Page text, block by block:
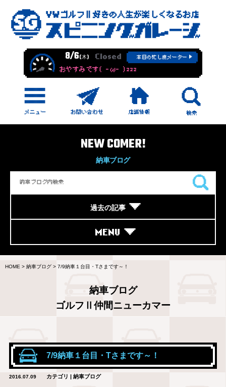
8/6(木) Closed 本日の忙し度メーター
おやすみです( -ω- )zzz
NEW COMER!
納車ブログ
過去の記事
MENU
HOME > 納車ブログ > 7/9納車１台目・Tさまです～！
納車ブログ
ゴルフⅡ仲間ニューカマー
7/9納車１台目・Tさまです～！
2016.07.09 カテゴリ | 納車ブログ